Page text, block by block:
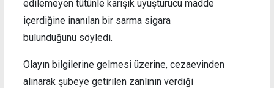
edilemeyen tütünle karışık uyuşturucu madde
içerdiğine inanılan bir sarma sigara
bulunduğunu söyledi.
Olayın bilgilerine gelmesi üzerine, cezaevinden
alınarak şubeye getirilen zanlının verdiği